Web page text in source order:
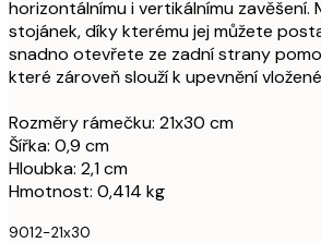
horizontálnímu i vertikálnímu zavěšení.
stojánek, díky kterému jej můžete
snadno otevřete ze zadní strany
které zároveň slouží k upevnění
Rozměry rámečku: 21x30 cm
Šířka: 0,9 cm
Hloubka: 2,1 cm
Hmotnost: 0,414 kg
9012-21x30